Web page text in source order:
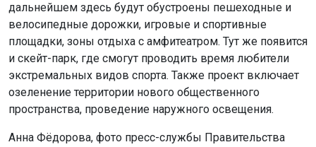
дальнейшем здесь будут обустроены пешеходные и
велосипедные дорожки, игровые и спортивные
площадки, зоны отдыха с амфитеатром. Тут же появится
и скейт-парк, где смогут проводить время любители
экстремальных видов спорта. Также проект включает
озеленение территории нового общественного
пространства, проведение наружного освещения.
Анна Фёдорова, фото пресс-службы Правительства